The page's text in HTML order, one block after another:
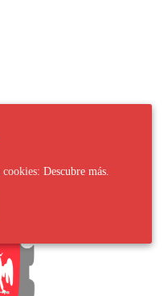
Descubre más.